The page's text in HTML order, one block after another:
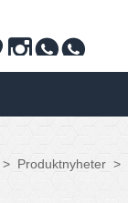
 
> Produktnyheter >